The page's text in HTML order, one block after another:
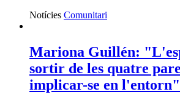
Contractació, normativa d’entitats, marc
Ves-hi
Recursos Projectes
Voluntariat, assessorament, publicacions i
recursos